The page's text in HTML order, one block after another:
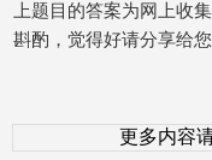
上题目的答案为网上收
斟酌，觉得好请分享给
更多内容